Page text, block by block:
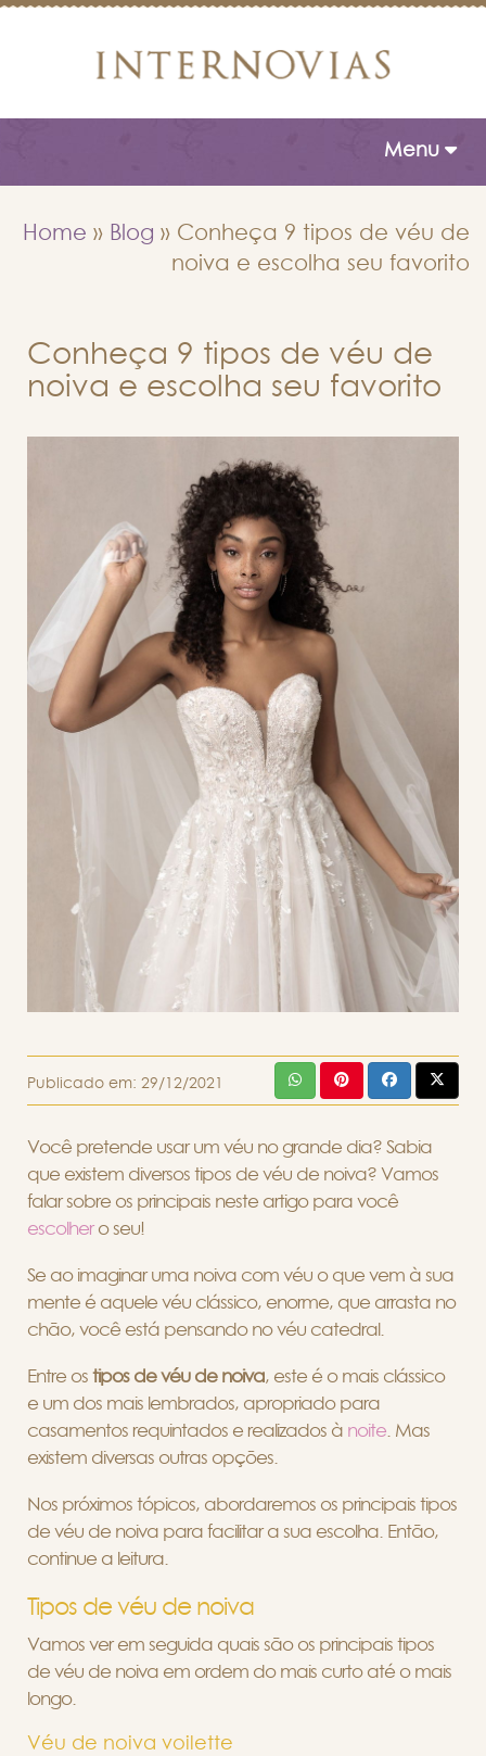
Toggle
Menu
Home » Blog » Conheça 9 tipos de véu de
noiva e escolha seu favorito
Conheça 9 tipos de véu de
noiva e escolha seu favorito
Publicado em: 29/12/2021
Você pretende usar um véu no grande dia? Sabia
que existem diversos tipos de véu de noiva? Vamos
falar sobre os principais neste artigo para você
escolhero seu!
Se ao imaginar uma noiva com véu o que vem à sua
mente é aquele véu clássico, enorme, que arrasta no
chão, você está pensando no véu catedral.
Entre os tipos de véu de noiva, este é o mais clássico
e um dos mais lembrados, apropriado para
casamentos requintados e realizados à noite. Mas
existem diversas outras opções.
Nos próximos tópicos, abordaremos os principais tipos
de véu de noiva para facilitar a sua escolha. Então,
continue a leitura.
Tipos de véu de noiva
Vamos ver em seguida quais são os principais tipos
de véu de noiva em ordem do mais curto até o mais
longo.
Véu de noiva voilette